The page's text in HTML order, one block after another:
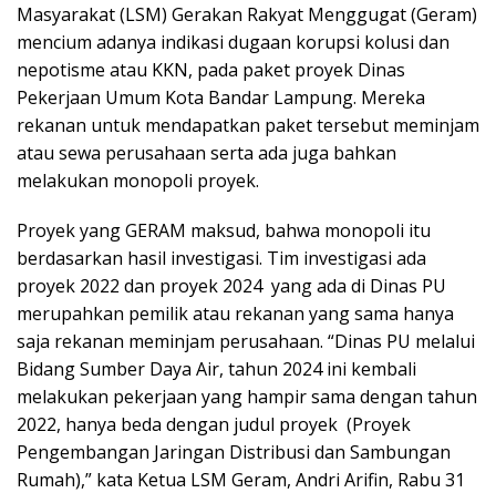
Masyarakat (LSM) Gerakan Rakyat Menggugat (Geram)
mencium adanya indikasi dugaan korupsi kolusi dan
nepotisme atau KKN, pada paket proyek Dinas
Pekerjaan Umum Kota Bandar Lampung. Mereka
rekanan untuk mendapatkan paket tersebut meminjam
atau sewa perusahaan serta ada juga bahkan
melakukan monopoli proyek.
Proyek yang GERAM maksud, bahwa monopoli itu
berdasarkan hasil investigasi. Tim investigasi ada
proyek 2022 dan proyek 2024 yang ada di Dinas PU
merupahkan pemilik atau rekanan yang sama hanya
saja rekanan meminjam perusahaan. “Dinas PU melalui
Bidang Sumber Daya Air, tahun 2024 ini kembali
melakukan pekerjaan yang hampir sama dengan tahun
2022, hanya beda dengan judul proyek (Proyek
Pengembangan Jaringan Distribusi dan Sambungan
Rumah),” kata Ketua LSM Geram, Andri Arifin, Rabu 31